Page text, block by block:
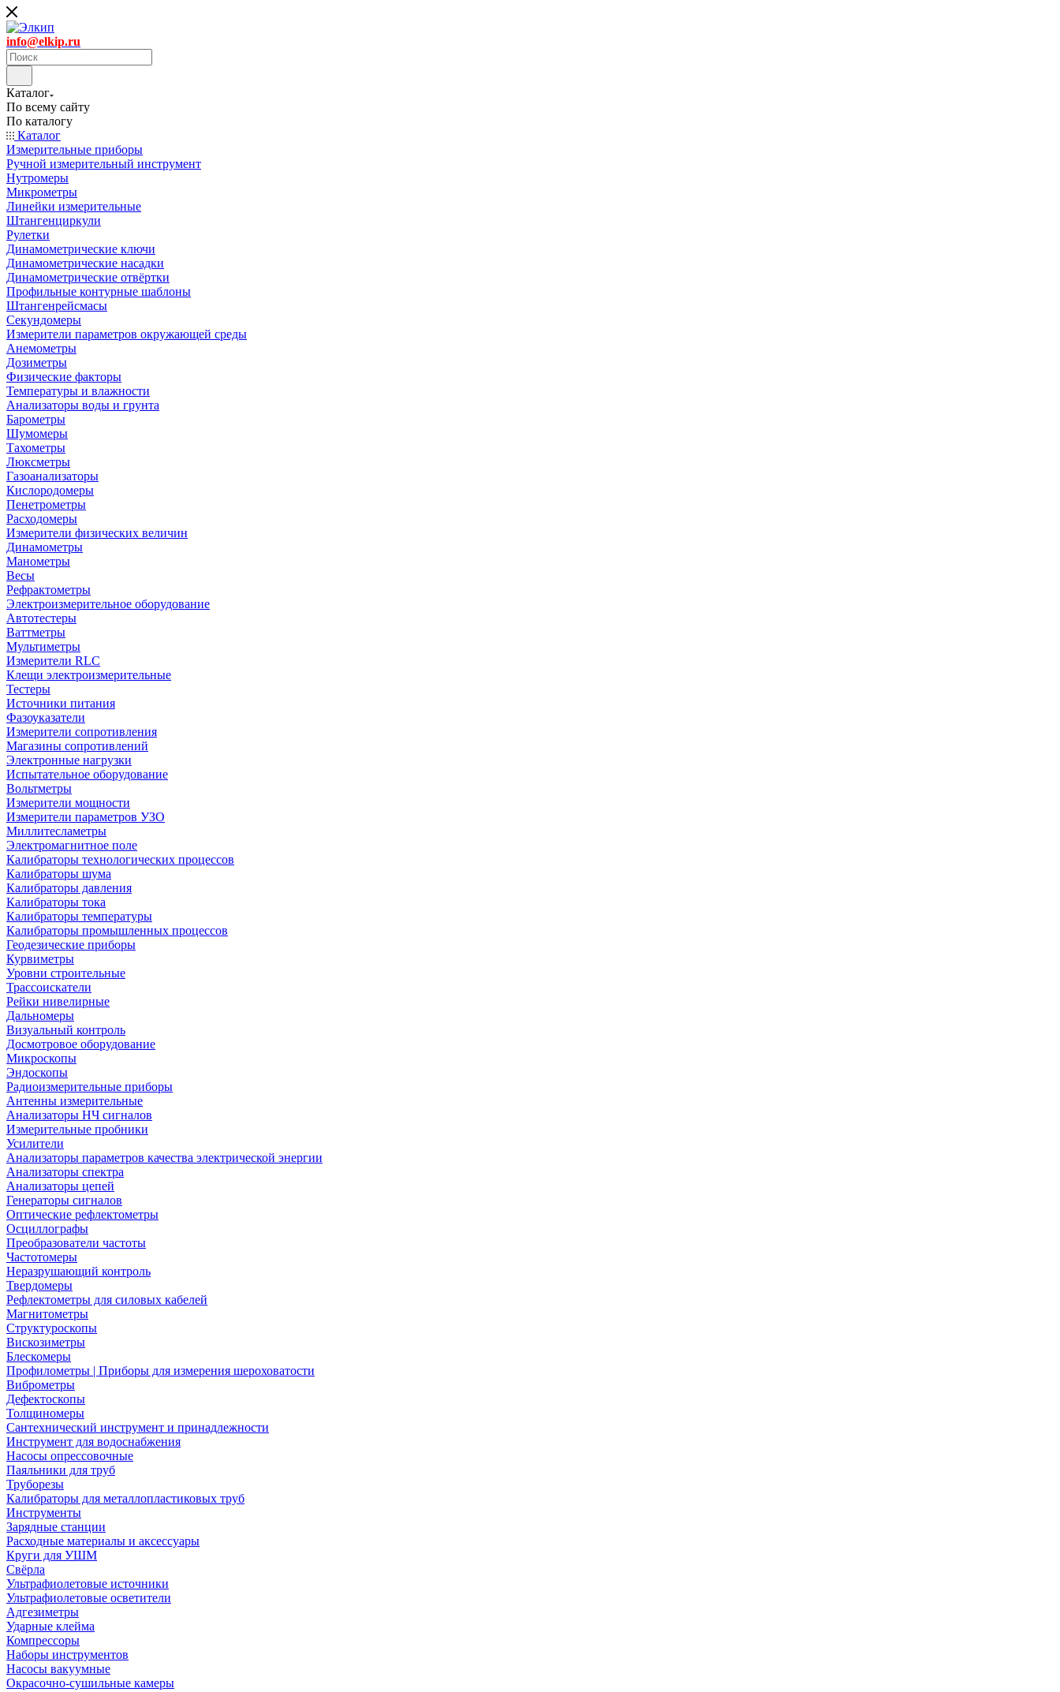
info@elkip.ru
Каталог
По всему сайту
По каталогу
Каталог
Измерительные приборы
Ручной измерительный инструмент
Нутромеры
Микрометры
Линейки измерительные
Штангенциркули
Рулетки
Динамометрические ключи
Динамометрические насадки
Динамометрические отвёртки
Профильные контурные шаблоны
Штангенрейсмасы
Секундомеры
Измерители параметров окружающей среды
Анемометры
Дозиметры
Физические факторы
Температуры и влажности
Анализаторы воды и грунта
Барометры
Шумомеры
Тахометры
Люксметры
Газоанализаторы
Кислородомеры
Пенетрометры
Расходомеры
Измерители физических величин
Динамометры
Манометры
Весы
Рефрактометры
Электроизмерительное оборудование
Автотестеры
Ваттметры
Мультиметры
Измерители RLC
Клещи электроизмерительные
Тестеры
Источники питания
Фазоуказатели
Измерители сопротивления
Магазины сопротивлений
Электронные нагрузки
Испытательное оборудование
Вольтметры
Измерители мощности
Измерители параметров УЗО
Миллитесламетры
Электромагнитное поле
Калибраторы технологических процессов
Калибраторы шума
Калибраторы давления
Калибраторы тока
Калибраторы температуры
Калибраторы промышленных процессов
Геодезические приборы
Курвиметры
Уровни строительные
Трассоискатели
Рейки нивелирные
Дальномеры
Визуальный контроль
Досмотровое оборудование
Микроскопы
Эндоскопы
Радиоизмерительные приборы
Антенны измерительные
Анализаторы НЧ сигналов
Измерительные пробники
Усилители
Анализаторы параметров качества электрической энергии
Анализаторы спектра
Анализаторы цепей
Генераторы сигналов
Оптические рефлектометры
Осциллографы
Преобразователи частоты
Частотомеры
Неразрушающий контроль
Твердомеры
Рефлектометры для силовых кабелей
Магнитометры
Структуроскопы
Вискозиметры
Блескомеры
Профилометры | Приборы для измерения шероховатости
Виброметры
Дефектоскопы
Толщиномеры
Сантехнический инструмент и принадлежности
Инструмент для водоснабжения
Насосы опрессовочные
Паяльники для труб
Труборезы
Калибраторы для металлопластиковых труб
Инструменты
Зарядные станции
Расходные материалы и аксессуары
Круги для УШМ
Свёрла
Ультрафиолетовые источники
Ультрафиолетовые осветители
Адгезиметры
Ударные клейма
Компрессоры
Наборы инструментов
Насосы вакуумные
Окрасочно-сушильные камеры